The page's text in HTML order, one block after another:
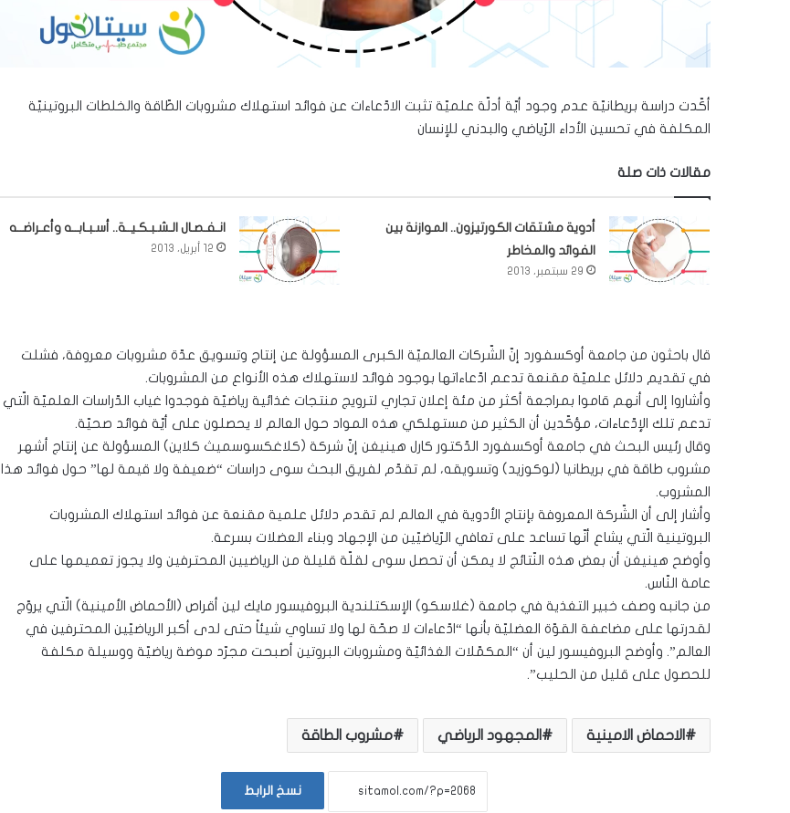
أكّدت دراسة بريطانيّة عدم وجود أيّة أدلّة علميّة تثبت الادّعاءات عن فوائد استهلاك مشروبات الطّاقة والخلطات البروتينيّة
المكلفة في تحسين الأداء الرّياضي والبدني للإنسان
مقالات ذات صلة
أدوية مشتقات الكورتيزون.. الموازنة بين
الفوائد والمخاطر
29 سبتمبر، 2013
انـفـصـال الـشـبـكـيــة.. أسـبـابــه وأعـراضــه
12 أبريل، 2013
قال باحثون من جامعة أوكسفورد إنّ الشّركات العالميّة الكبرى المسؤولة عن إنتاج وتسويق عدّة مشروبات معروفة، فشلت
في تقديم دلائل علميّة مقنعة تدعم ادّعاءاتها بوجود فوائد لاستهلاك هذه الأنواع من المشروبات.
وأشاروا إلى أنهم قاموا بمراجعة أكثر من مئة إعلان تجاري لترويج منتجات غذائية رياضيّة فوجدوا غياب الدّراسات العلميّة الّتي
تدعم تلك الإدّعاءات، مؤكّدين أن الكثير من مستهلكي هذه المواد حول العالم لا يحصلون على أيّة فوائد صحيّة.
وقال رئيس البحث في جامعة أوكسفورد الدّكتور كارل هينيغن إنّ شركة (كلاغكسوسميث كلاين) المسؤولة عن إنتاج أشهر
مشروب طاقة في بريطانيا (لوكوزيد) وتسويقه، لم تقدّم لفريق البحث سوى دراسات “ضعيفة ولا قيمة لها” حول فوائد هذا
المشروب.
وأشار إلى أن الشّركة المعروفة بإنتاج الأدوية في العالم لم تقدم دلائل علمية مقنعة عن فوائد استهلاك المشروبات
البروتينية الّتي يشاع أنّها تساعد على تعافي الرّياضيّين من الإجهاد وبناء العضلات بسرعة.
وأوضح هينيغن أن بعض هذه النّتائج لا يمكن أن تحصل سوى لقلّة قليلة من الرياضيين المحترفين ولا يجوز تعميمها على
عامة النّاس.
من جانبه وصف خبير التغذية في جامعة (غلاسكو) الإسكتلندية البروفيسور مايك لين أقراص (الأحماض الأمينية) الّتي يروّج
لقدرتها على مضاعفة القوّة العضليّة بأنها “ادّعاءات لا صحّة لها ولا تساوي شيئاً حتى لدى أكبر الرياضيّين المحترفين في
العالم”. وأوضح البروفيسور لين أن “المكمّلات الغذائيّة ومشروبات البروتين أصبحت مجرّد موضة رياضيّة ووسيلة مكلفة
للحصول على قليل من الحليب”.
الاحماض الامينية المجهود الرياضي مشروب الطاقة
نسخ الرابط